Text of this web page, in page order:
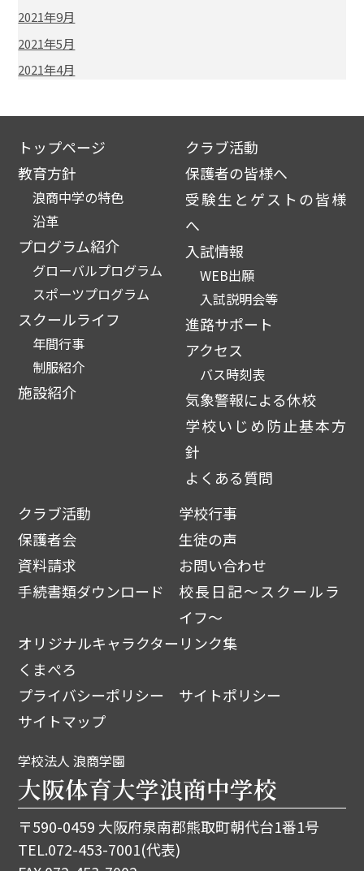
2021年9月
2021年5月
2021年4月
トップページ
教育方針
浪商中学の特色
沿革
プログラム紹介
グローバルプログラム
スポーツプログラム
スクールライフ
年間行事
制服紹介
施設紹介
クラブ活動
保護者の皆様へ
受験生とゲストの皆様
へ
入試情報
WEB出願
入試説明会等
進路サポート
アクセス
バス時刻表
気象警報による休校
学校いじめ防止基本方
針
よくある質問
クラブ活動
学校行事
保護者会
生徒の声
資料請求
お問い合わせ
手続書類ダウンロード
校長日記～スクールラ
イフ～
オリジナルキャラクター
くまぺろ
リンク集
プライバシーポリシー
サイトポリシー
サイトマップ
学校法人 浪商学園
大阪体育大学浪商中学校
〒590-0459 大阪府泉南郡熊取町朝代台1番1号
TEL.072-453-7001(代表)